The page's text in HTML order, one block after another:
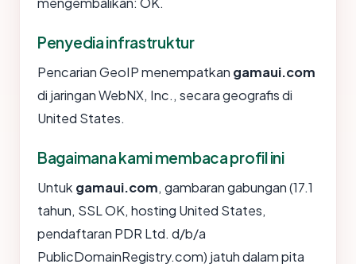
Penyedia infrastruktur
Pencarian GeoIP menempatkan gamaui.com
di jaringan WebNX, Inc., secara geografis di
United States.
Bagaimana kami membaca profil ini
Untuk gamaui.com, gambaran gabungan (17.1
tahun, SSL OK, hosting United States,
pendaftaran PDR Ltd. d/b/a
PublicDomainRegistry.com) jatuh dalam pita